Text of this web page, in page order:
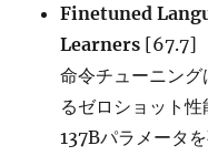
Finetuned
Learners [67.7]
命令チューニン
るゼロショット性
137Bパラメータ